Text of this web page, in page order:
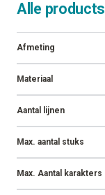
Alle
Afmeting
Materiaal
Aantal lijnen
Max. aantal stuks
Max. Aantal karakters